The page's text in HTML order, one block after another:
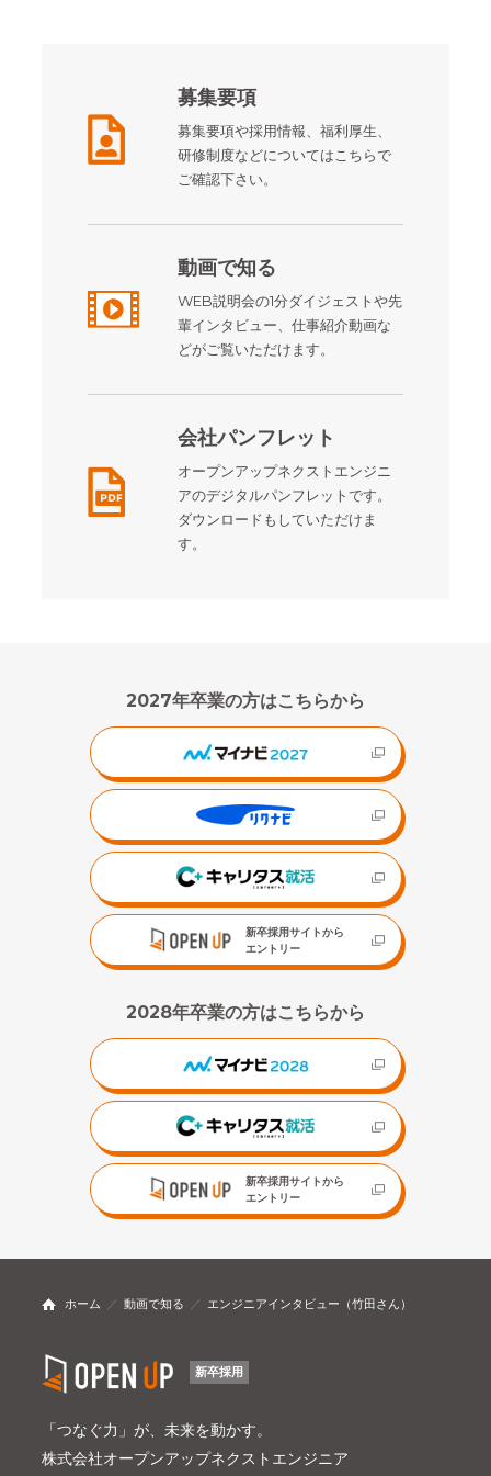
募集要項
募集要項や採用情報、福利厚生、
研修制度などについてはこちらで
ご確認下さい。
動画で知る
WEB説明会の1分ダイジェストや先
輩インタビュー、仕事紹介動画な
どがご覧いただけます。
会社パンフレット
オープンアップネクストエンジニ
アのデジタルパンフレットです。
ダウンロードもしていただけま
す。
2027年卒業の方はこちらから
新卒採用サイトから
エントリー
2028年卒業の方はこちらから
新卒採用サイトから
エントリー
ホーム 動画で知る エンジニアインタビュー（竹田さん）
新卒採用
「つなぐ力」が、未来を動かす。
株式会社オープンアップネクストエンジニア